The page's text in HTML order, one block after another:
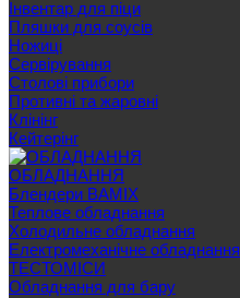
Інвентар для піци
Пляшки для соусів
Ножиці
Сервірування
Cтолові прибори
Противні та жаровні
Клінінг
Кейтерінг
ОБЛАДНАННЯ
Блендери BAMIX
Теплове обладнання
Холодильне обладнання
Електромеханічне обладнання
ТЕСТОМІСИ
Обладнання для бару